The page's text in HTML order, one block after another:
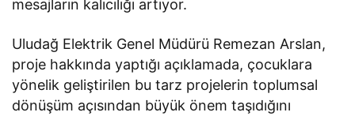
mesajların kalıcılığı artıyor.
Uludağ Elektrik Genel Müdürü Remezan Arslan,
proje hakkında yaptığı açıklamada, çocuklara
yönelik geliştirilen bu tarz projelerin toplumsal
dönüşüm açısından büyük önem taşıdığını